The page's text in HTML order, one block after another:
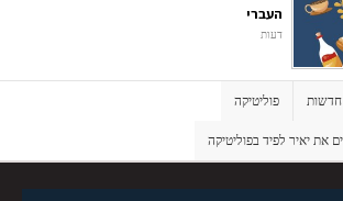
העברי
דעות
חדשות פוליטיקה